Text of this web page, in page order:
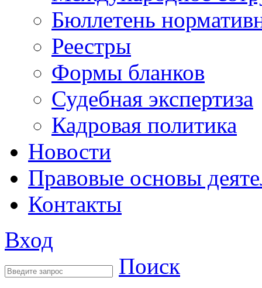
Бюллетень
Реестры
Формы бланков
Судебная экспертиза
Кадровая политика
Новости
Правовые основы
Контакты
Вход
Поиск